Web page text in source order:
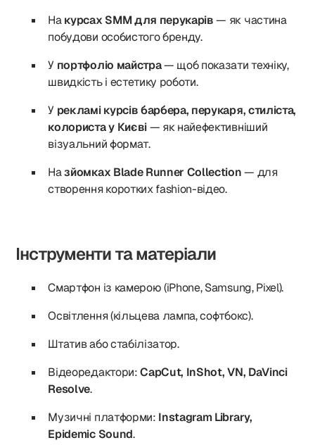
Накурсах SMM для перукарів— як частина
побудови особистого бренду.
У портфоліо майстра— щоб показати техніку,
швидкість і естетику роботи.
У рекламі курсів барбера, перукаря, стиліста,
колориста у Києві— як найефективніший
візуальний формат.
Назйомках Blade Runner Collection— для
створення коротких fashion-відео.
Інструменти та матеріали
Смартфон із камерою (iPhone, Samsung, Pixel).
Освітлення (кільцева лампа, софтбокс).
Штатив або стабілізатор.
Відеоредактори:CapCut, InShot, VN, DaVinci
Resolve.
Музичні платформи: Instagram Library,
Epidemic Sound.